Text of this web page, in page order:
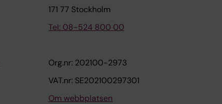
171 77 Stockholm
Tel: 08-524 800 00
Org.nr: 202100-2973
VAT.nr: SE202100297301
Om webbplatsen